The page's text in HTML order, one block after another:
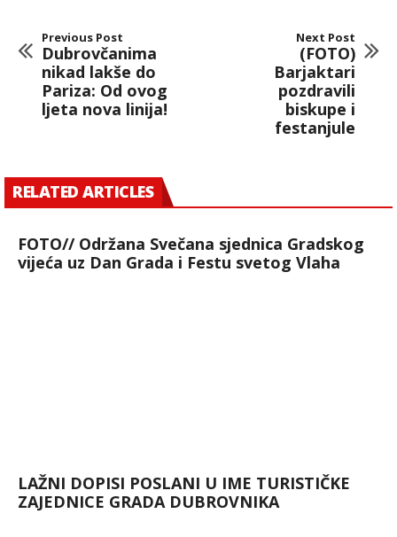
Previous Post
Dubrovčanima
nikad lakše do
Pariza: Od ovog
ljeta nova linija!
Next Post
(FOTO)
Barjaktari
pozdravili
biskupe i
festanjule
RELATED ARTICLES
FOTO// Održana Svečana sjednica Gradskog
vijeća uz Dan Grada i Festu svetog Vlaha
LAŽNI DOPISI POSLANI U IME TURISTIČKE
ZAJEDNICE GRADA DUBROVNIKA